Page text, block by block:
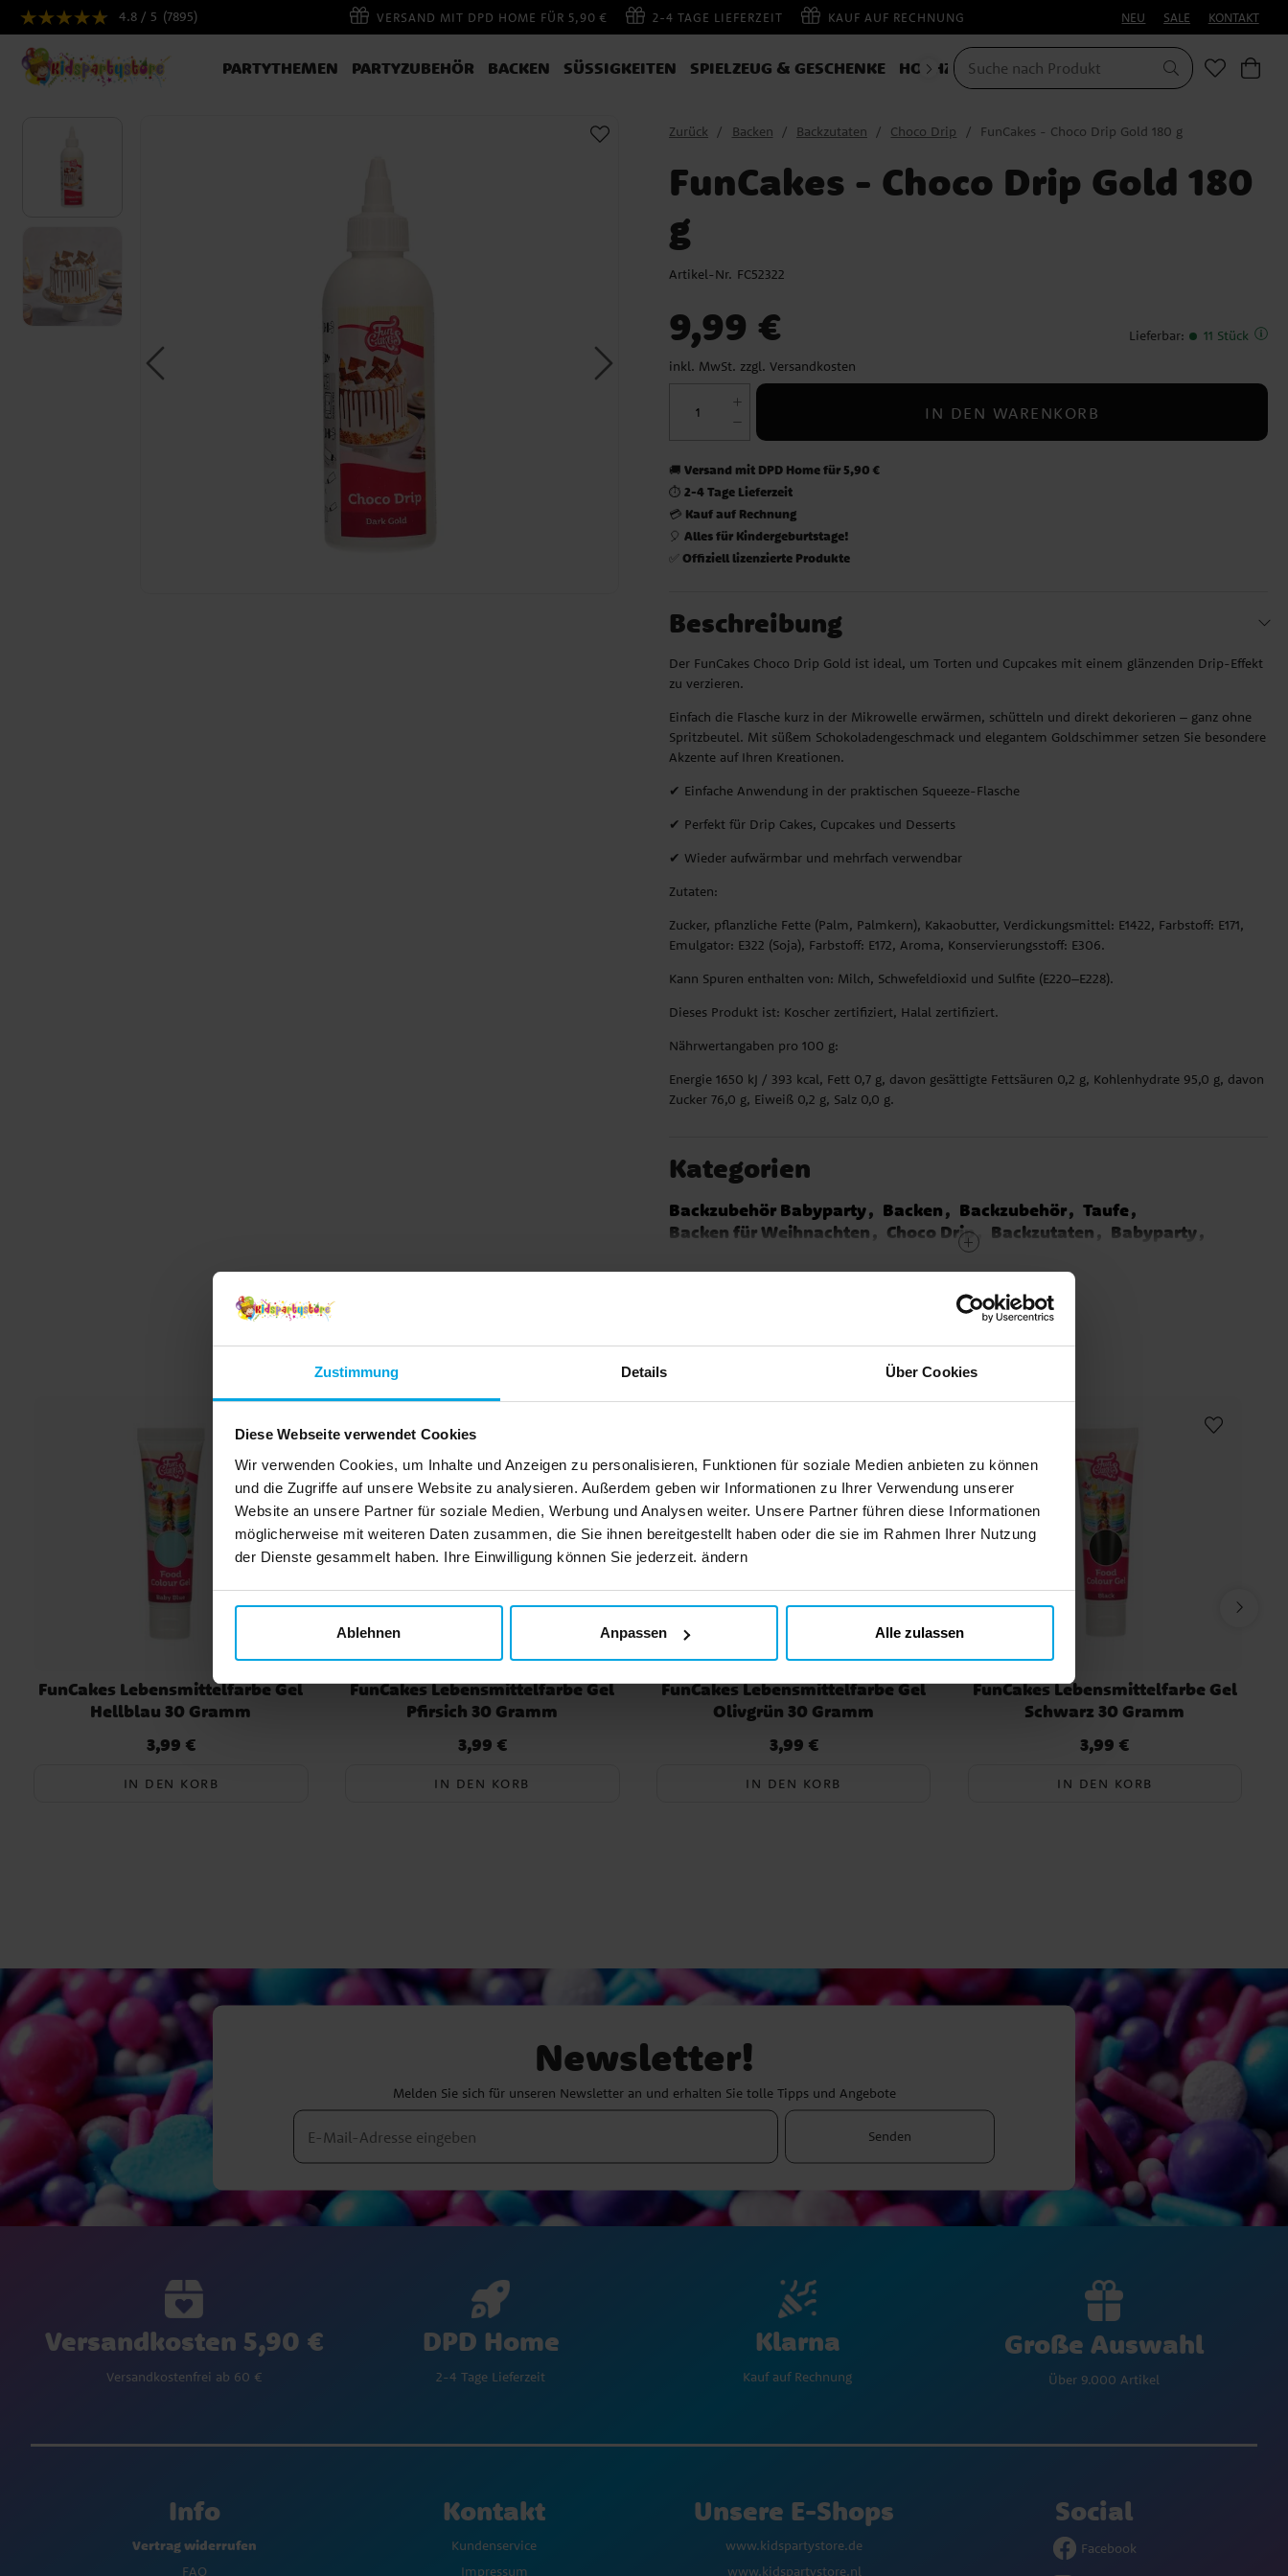
Zustimmung Details Über Cookies
Diese Webseite verwendet Cookies
Wir verwenden Cookies, um Inhalte und Anzeigen zu personalisieren, Funktionen für soziale Medien anbieten zu können
und die Zugriffe auf unsere Website zu analysieren. Außerdem geben wir Informationen zu Ihrer Verwendung unserer
Website an unsere Partner für soziale Medien, Werbung und Analysen weiter. Unsere Partner führen diese Informationen
möglicherweise mit weiteren Daten zusammen, die Sie ihnen bereitgestellt haben oder die sie im Rahmen Ihrer Nutzung
der Dienste gesammelt haben. Ihre Einwilligung können Sie jederzeit. ändern
Ablehnen Anpassen Alle zulassen
4.8 / 5 (7895) VERSAND MIT DPD HOME FÜR 5,90 € 2-4 TAGE LIEFERZEIT KAUF AUF RECHNUNG NEU SALE KONTAKT
PARTYTHEMEN PARTYZUBEHÖR BACKEN SÜSSIGKEITEN SPIELZEUG & GESCHENKE HOCHZEIT KOSTÜME
Zurück Backen Backzutaten Choco Drip FunCakes - Choco Drip Gold 180 g
FunCakes - Choco Drip Gold 180
g
Artikel-Nr. FC52322
9,99 €
inkl. MwSt. zzgl. Versandkosten
Lieferbar: 11 Stück
IN DEN WARENKORB
🚚Versand mit DPD Home für 5,90 €
⏱️2-4 Tage Lieferzeit
💳 Kauf auf Rechnung
🎈Alles für Kindergeburtstage!
✅Offiziell lizenzierte Produkte
Beschreibung
Der FunCakes Choco Drip Gold ist ideal, um Torten und Cupcakes mit einem glänzenden Drip-Effekt
zu verzieren.
Einfach die Flasche kurz in der Mikrowelle erwärmen, schütteln und direkt dekorieren – ganz ohne
Spritzbeutel. Mit süßem Schokoladengeschmack und elegantem Goldschimmer setzen Sie besondere
Akzente auf Ihren Kreationen.
✔ Einfache Anwendung in der praktischen Squeeze-Flasche
✔ Perfekt für Drip Cakes, Cupcakes und Desserts
✔ Wieder aufwärmbar und mehrfach verwendbar
Zutaten:
Zucker, pflanzliche Fette (Palm, Palmkern), Kakaobutter, Verdickungsmittel: E1422, Farbstoff: E171,
Emulgator: E322 (Soja), Farbstoff: E172, Aroma, Konservierungsstoff: E306.
Kann Spuren enthalten von: Milch, Schwefeldioxid und Sulfite (E220–E228).
Dieses Produkt ist: Koscher zertifiziert, Halal zertifiziert.
Nährwertangaben pro 100 g:
Energie 1650 kJ / 393 kcal, Fett 0,7 g, davon gesättigte Fettsäuren 0,2 g, Kohlenhydrate 95,0 g, davon
Zucker 76,0 g, Eiweiß 0,2 g, Salz 0,0 g.
Kategorien
Backzubehör Babyparty Backen Backzubehör
Taufe
Backen für Weihnachten
Choco Drip Backzutaten
Babyparty
Hollywood Party
Baby Girl Babyparty
EID Mubarak
Weihnachten
Themenparty Mumin-Geburtstag
FunCakes Lebensmittelfarbe Gel
Hellblau 30 Gramm
Preis:3,99 €
3,99 €
IN DEN KORB
FunCakes Lebensmittelfarbe Gel
Pfirsich 30 Gramm
Preis:3,99 €
3,99 €
IN DEN KORB
FunCakes Lebensmittelfarbe Gel
Olivgrün 30 Gramm
Preis:3,99 €
3,99 €
IN DEN KORB
FunCakes Lebensmittelfarbe Gel
Schwarz 30 Gramm
Preis:3,99 €
3,99 €
IN DEN KORB
Newsletter!
Melden Sie sich für unseren Newsletter an und erhalten Sie tolle Tipps und Angebote
Senden
Versandkosten 5,90 €
Versandkostenfrei ab 60 €
DPD Home
2-4 Tage Lieferzeit
Klarna
Kauf auf Rechnung
Große Auswahl
Über 9.000 Artikel
Info
Vertrag widerrufen
FAQ
Kontakt
Kundenservice
Impressum
Unsere E-Shops
www.kidspartystore.de
www.kidspartystore.nl
Social
Facebook